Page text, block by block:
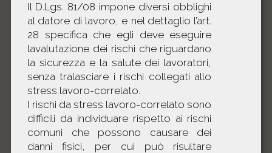
Il D.Lgs. 81/08 impone diversi obblighi
al datore di lavoro, e nel dettaglio l’art.
28 specifica che egli deve eseguire
lavalutazione dei rischi che riguardano
la sicurezza e la salute dei lavoratori,
senza tralasciare i rischi collegati allo
stress lavoro-correlato.
I rischi da stress lavoro-correlato sono
difficili da individuare rispetto ai rischi
comuni che possono causare dei
danni fisici, per cui può risultare